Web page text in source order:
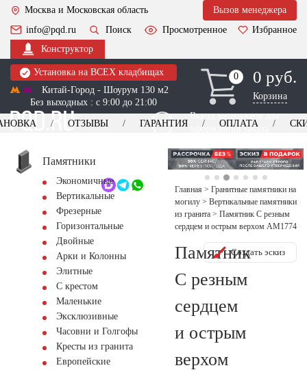
Москва и Московская область
Вызов менеджера
info@pqd.ru
Поиск Просмотренное
Избранное
Конструктор
Установка на ВСЕХ кладбищах
Китай-Город - Шоурум 130 м2
Без выходных : с 9:00 до 21:00
0
0 0 руб.
Корзина
Выезд менеджера для
оформления заказа
+7 (495) 518-44-23
Обратный звонок
ОТЗЫВЫ ГАРАНТИЯ ОПЛАТА
Памятники
Экономичные
Вертикальные
Фрезерные
Горизонтальные
Двойные
Арки и Колонны
Элитные
С крестом
Маленькие
Эксклюзивные
Часовни и Голгофы
Кресты из гранита
Европейские
Главная > Гранитные памятники на
могилу > Вертикальные памятники
из гранита > Памятник С резным
сердцем и острым верхом AM1774
Памятник
С резным
сердцем
и острым
верхом
Создать эскиз